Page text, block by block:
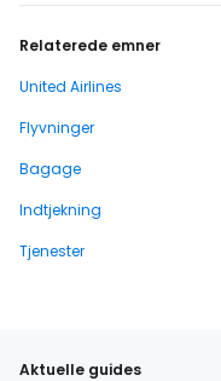
Relaterede emner
United Airlines
Flyvninger
Bagage
Indtjekning
Tjenester
Aktuelle guides